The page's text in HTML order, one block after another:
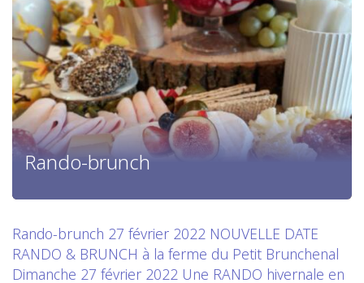
Rando-brunch
Rando-brunch 27 février 2022 NOUVELLE DATE
RANDO & BRUNCH à la ferme du Petit Brunchenal
Dimanche 27 février 2022 Une RANDO hivernale en